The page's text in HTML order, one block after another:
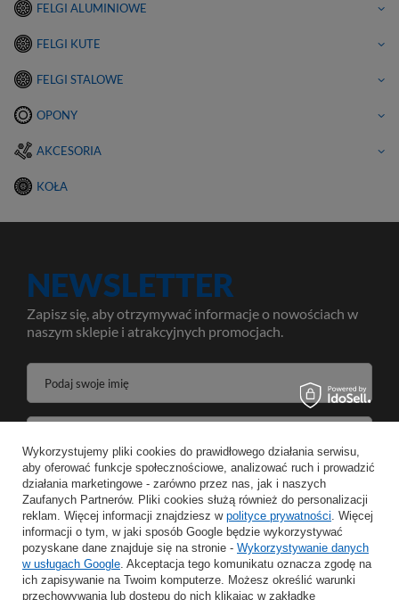
FELGI ALUMINIOWE
FELGI KUTE
FELGI STALOWE
OPONY
AKCESORIA
KOŁA
NEWSLETTER
Zapisz się, aby otrzymywać informacje o nowościach w
naszym sklepie i atrakcyjnych promocjach.
Podaj swoje imię
Wyrażam zgodę na przetwarzanie moich danych osobowych w celeach oraz zakresie realizacji usług Newsletter w
ZAPISZ
Wykorzystujemy pliki cookies do prawidłowego działania serwisu,
aby oferować funkcje społecznościowe, analizować ruch i prowadzić
działania marketingowe - zarówno przez nas, jak i naszych
Zaufanych Partnerów. Pliki cookies służą również do personalizacji
reklam. Więcej informacji znajdziesz w polityce prywatności. Więcej
informacji o tym, w jaki sposób Google będzie wykorzystywać
pozyskane dane znajduje się na stronie - Wykorzystywanie danych
w usługach Google. Akceptacja tego komunikatu oznacza zgodę na
ich zapisywanie na Twoim komputerze. Możesz określić warunki
przechowywania lub dostępu do nich klikając w zakładkę